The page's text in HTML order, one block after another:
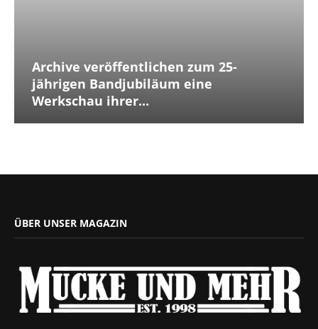
Archive veröffentlichen zum 25-
jährigen Bandjubiläum eine
Werkschau ihrer...
ÜBER UNSER MAGAZIN